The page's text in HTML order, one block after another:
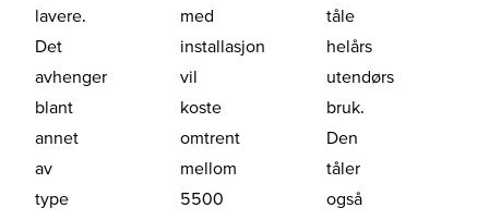
lavere.
Det
avhenger
blant
annet
av
type
med
installasjon
vil
koste
omtrent
mellom
5500
tåle
helårs
utendørs
bruk.
Den
tåler
også